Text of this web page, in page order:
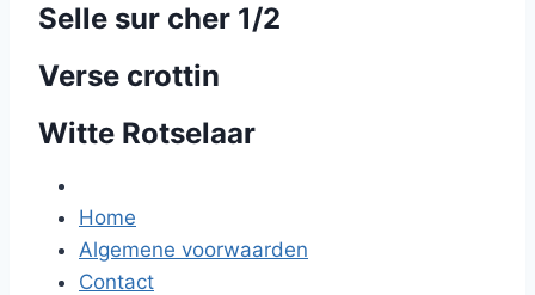
Selle sur cher 1/2
Verse crottin
Witte Rotselaar
Home
Algemene voorwaarden
Contact